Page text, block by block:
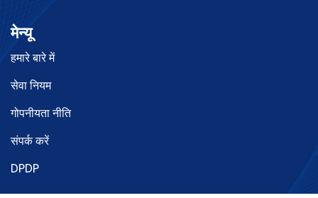
मेन्यू
हमारे बारे में
सेवा नियम
गोपनीयता नीति
संपर्क करें
DPDP